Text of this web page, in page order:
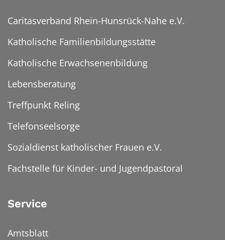
Caritasverband Rhein-Hunsrück-Nahe e.V.
Katholische Familienbildungsstätte
Katholische Erwachsenenbildung
Lebensberatung
Treffpunkt Reling
Telefonseelsorge
Sozialdienst katholischer Frauen e.V.
Fachstelle für Kinder- und Jugendpastoral
Service
Amtsblatt